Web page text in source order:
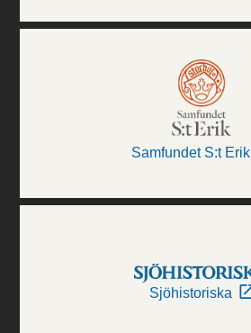
Samfundet S:t Erik
Sjöhistoriska